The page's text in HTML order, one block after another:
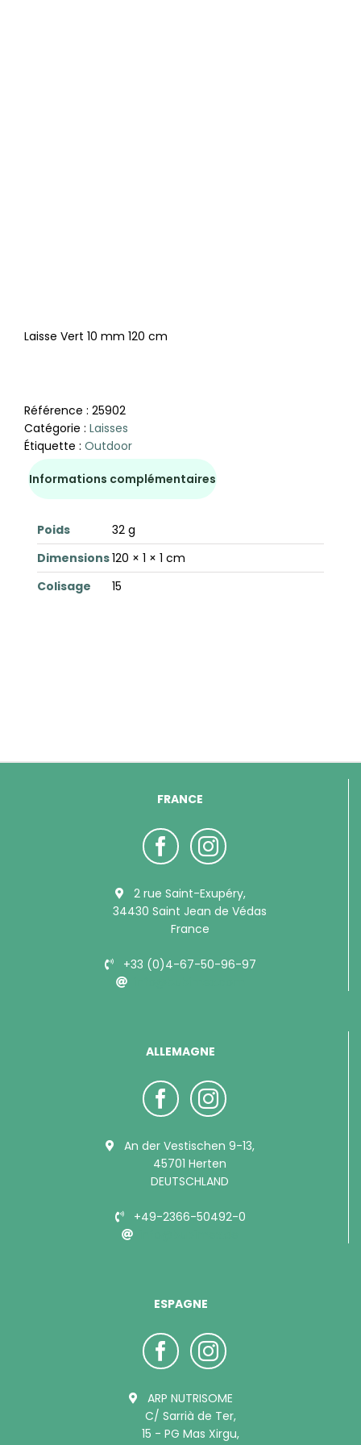
Laisse Vert 10 mm 120 cm
Référence : 25902
Catégorie : Laisses
Étiquette : Outdoor
Informations complémentaires
Poids
32 g
Dimensions120 × 1 × 1 cm
Colisage
15
FRANCE
2 rue Saint-Exupéry,
34430 Saint Jean de Védas
France
+33 (0)4-67-50-96-97
ALLEMAGNE
An der Vestischen 9-13,
45701 Herten
DEUTSCHLAND
+49-2366-50492-0
ESPAGNE
ARP NUTRISOME
C/ Sarrià de Ter,
15 - PG Mas Xirgu,